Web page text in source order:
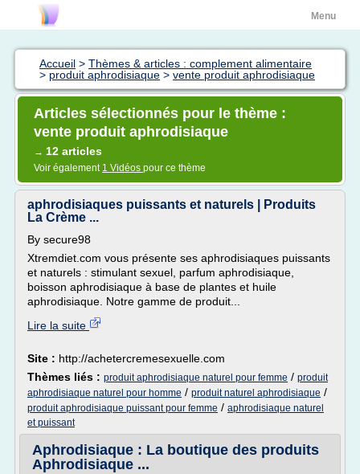
Menu
Accueil > Thèmes & articles : complement alimentaire
> produit aphrodisiaque > vente produit aphrodisiaque
Articles sélectionnés pour le thème :
vente produit aphrodisiaque
→ 12 articles
Voir également 1 Vidéos pour ce thème
aphrodisiaques puissants et naturels | Produits
La Crème ...
By secure98
Xtremdiet.com vous présente ses aphrodisiaques puissants
et naturels : stimulant sexuel, parfum aphrodisiaque,
boisson aphrodisiaque à base de plantes et huile
aphrodisiaque. Notre gamme de produit...
Lire la suite
Site : http://achetercremesexuelle.com
Thèmes liés : produit aphrodisiaque naturel pour femme / produit
aphrodisiaque naturel pour homme / produit naturel aphrodisiaque /
produit aphrodisiaque puissant pour femme / aphrodisiaque naturel
et puissant
Aphrodisiaque : La boutique des produits
Aphrodisiaque ...